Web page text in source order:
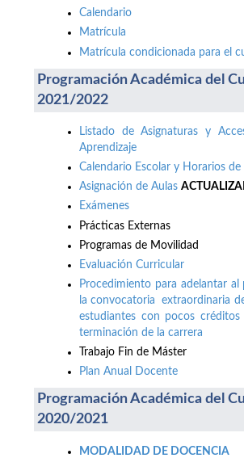
Calendario
Matrícula
Matrícula condicionada para el
Programación Académica del
2021/2022
Listado de Asignaturas y
Aprendizaje
Calendario Escolar y Horarios de
Asignación de Aulas
Exámenes
Prácticas Externas
Programas de Movilidad
Evaluación Curricular
Procedimiento para adelantar al
la convocatoria extraordinaria
estudiantes con pocos créditos
terminación de la carrera
Trabajo Fin de Máster
Plan Anual Docente
Programación Académica del
2020/2021
MODALIDAD DE DOCENCIA